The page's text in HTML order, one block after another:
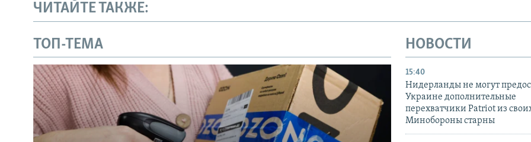
ЧИТАЙТЕ ТАКЖЕ:
ТОП-ТЕМА НОВОСТИ
15:40
Нидерланды не могут
Украине дополнительные
перехватчики Patriot из
Минобороны старны